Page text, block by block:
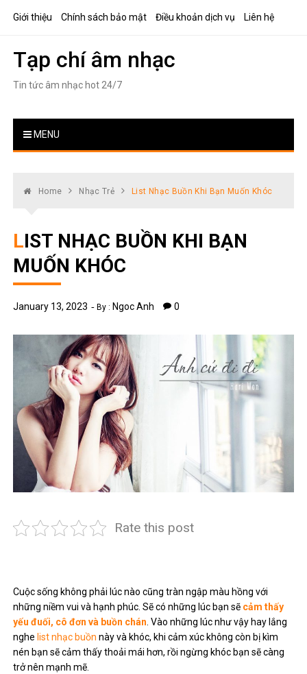
Giới thiệu Chính sách bảo mật Điều khoản dịch vụ Liên hệ
Tạp chí âm nhạc
Tin tức âm nhạc hot 24/7
MENU
Home Nhạc Trẻ List Nhạc Buồn Khi Bạn Muốn Khóc
LIST NHẠC BUỒN KHI BẠN
MUỐN KHÓC
January 13, 2023 By : Ngoc Anh 0
Rate this post
Cuộc sống không phải lúc nào cũng tràn ngập màu hồng với
những niềm vui và hạnh phúc. Sẽ có những lúc bạn sẽ cảm thấy
yếu đuối, cô đơn và buồn chán . Vào những lúc như vậy hay lắng
nghe list nhạc buồn này và khóc, khi cảm xúc không còn bị kìm
nén bạn sẽ cảm thấy thoải mái hơn, rồi ngừng khóc bạn sẽ càng
trở nên mạnh mẽ.